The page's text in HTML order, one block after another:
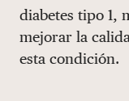
diabetes tipo 1,
mejorar la
esta condición.